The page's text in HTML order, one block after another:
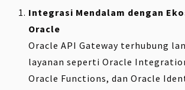
Integrasi Mendalam dengan
Oracle
Oracle API Gateway terhubung
layanan seperti Oracle
Oracle Functions, dan Oracle